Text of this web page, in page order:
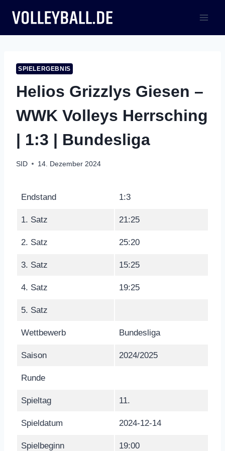
Inhalt
springen
SPIELERGEBNIS
Helios Grizzlys Giesen –
WWK Volleys Herrsching
| 1:3 | Bundesliga
SID 14. Dezember 2024
Endstand 1:3
1. Satz 21:25
2. Satz 25:20
3. Satz 15:25
4. Satz 19:25
5. Satz
Wettbewerb Bundesliga
Saison 2024/2025
Runde
Spieltag 11.
Spieldatum 2024-12-14
Spielbeginn 19:00